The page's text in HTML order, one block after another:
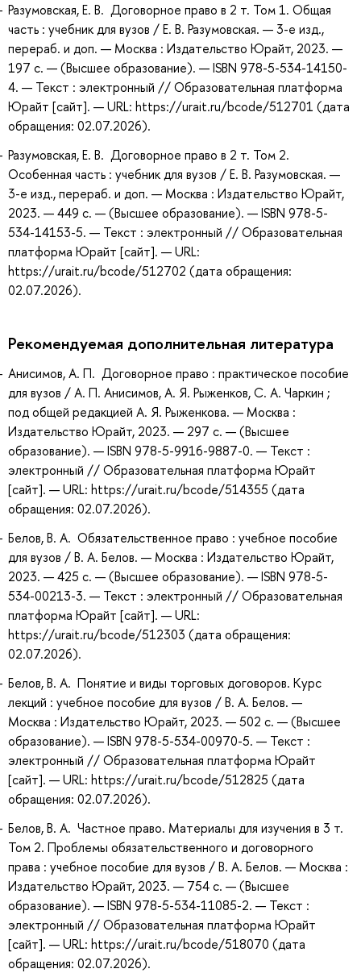
Разумовская, Е. В. Договорное право в 2 т. Том 1. Общая
часть : учебник для вузов / Е. В. Разумовская. — 3-е изд.,
перераб. и доп. — Москва : Издательство Юрайт, 2023. —
197 с. — (Высшее образование). — ISBN 978-5-534-14150-
4. — Текст : электронный // Образовательная платформа
Юрайт [сайт]. — URL: https://urait.ru/bcode/512701 (дата
обращения: 02.07.2026).
Разумовская, Е. В. Договорное право в 2 т. Том 2.
Особенная часть : учебник для вузов / Е. В. Разумовская. —
3-е изд., перераб. и доп. — Москва : Издательство Юрайт,
2023. — 449 с. — (Высшее образование). — ISBN 978-5-
534-14153-5. — Текст : электронный // Образовательная
платформа Юрайт [сайт]. — URL:
https://urait.ru/bcode/512702 (дата обращения:
02.07.2026).
Рекомендуемая дополнительная литература
Анисимов, А. П. Договорное право : практическое пособие
для вузов / А. П. Анисимов, А. Я. Рыженков, С. А. Чаркин ;
под общей редакцией А. Я. Рыженкова. — Москва :
Издательство Юрайт, 2023. — 297 с. — (Высшее
образование). — ISBN 978-5-9916-9887-0. — Текст :
электронный // Образовательная платформа Юрайт
[сайт]. — URL: https://urait.ru/bcode/514355 (дата
обращения: 02.07.2026).
Белов, В. А. Обязательственное право : учебное пособие
для вузов / В. А. Белов. — Москва : Издательство Юрайт,
2023. — 425 с. — (Высшее образование). — ISBN 978-5-
534-00213-3. — Текст : электронный // Образовательная
платформа Юрайт [сайт]. — URL:
https://urait.ru/bcode/512303 (дата обращения:
02.07.2026).
Белов, В. А. Понятие и виды торговых договоров. Курс
лекций : учебное пособие для вузов / В. А. Белов. —
Москва : Издательство Юрайт, 2023. — 502 с. — (Высшее
образование). — ISBN 978-5-534-00970-5. — Текст :
электронный // Образовательная платформа Юрайт
[сайт]. — URL: https://urait.ru/bcode/512825 (дата
обращения: 02.07.2026).
Белов, В. А. Частное право. Материалы для изучения в 3 т.
Том 2. Проблемы обязательственного и договорного
права : учебное пособие для вузов / В. А. Белов. — Москва :
Издательство Юрайт, 2023. — 754 с. — (Высшее
образование). — ISBN 978-5-534-11085-2. — Текст :
электронный // Образовательная платформа Юрайт
[сайт]. — URL: https://urait.ru/bcode/518070 (дата
обращения: 02.07.2026).